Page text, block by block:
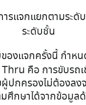
รแจกแยกตามระดั
ระดับชั้น
องแจกครั้งนี้ กำหน
คือ การขับรถเ
ผู้ปกครองไม่ต้องลง
มศึกษาได้จากข้อมูล